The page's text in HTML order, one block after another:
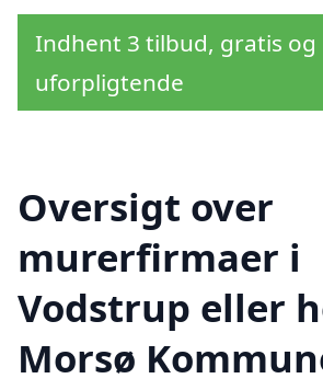
Indhent 3 tilbud, gratis og
uforpligtende
Oversigt over
murerfirmaer i
Vodstrup eller
Morsø